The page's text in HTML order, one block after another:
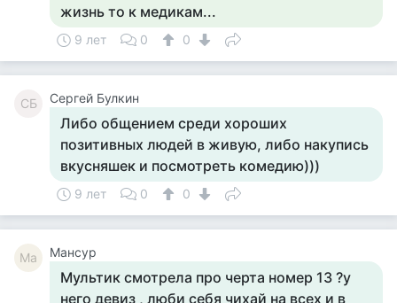
жизнь то к медикам...
9 лет 0 0
СБ Сергей Булкин
Либо общением среди хороших
позитивных людей в живую, либо накупись
вкусняшек и посмотреть комедию)))
9 лет 0 0
Ма Мансур
Мультик смотрела про черта номер 13 ?у
него девиз , люби себя чихай на всех и в